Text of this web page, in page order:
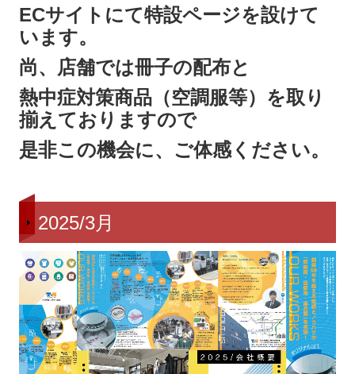
ECサイトにて特設ページを設けて
います。
尚、店舗では冊子の配布と
熱中症対策商品（空調服等）を取り
揃えておりますので
是非この機会に、ご体感ください。
2025/3月